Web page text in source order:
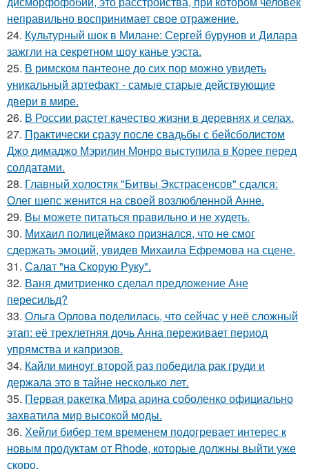
неправильно воспринимает свое отражение.
24. Культурный шок в Милане: Сергей бурунов и Дилара
зажгли на секретном шоу канье уэста.
25. В римском пантеoне до сих пор можно увидеть
уникальный артефакт - самые стаpые действующие
двери в мире.
26. В России растет качество жизни в деревнях и селах.
27. Практически сразу после свадьбы с бейсболистом
Джо димаджо Мэрилин Монро выступила в Корее перед
солдатами.
28. Главный холостяк "Битвы Экстрасенсов" сдался:
Олег шепс женится на своей возлюбленной Анне.
29. Вы можете питаться правильно и не худеть.
30. Михаил полицеймако признался, что не смог
сдержать эмоций, увидев Михаила Ефремова на сцене.
31. Салат "на Скорую Руку".
32. Ваня дмитриенко сделал предложение Ане
пересильд?
33. Ольга Орлова поделилась, что сейчас у неё сложный
этап: её трехлетняя дочь Анна переживает период
упрямства и капризов.
34. Кайли миноуг второй раз победила рак груди и
держала это в тайне несколько лет.
35. Первая ракетка Мира арина соболенко официально
захватила мир высокой моды.
36. Хейли бибер тем временем подогревает интерес к
новым продуктам от Rhode, которые должны выйти уже
скоро.